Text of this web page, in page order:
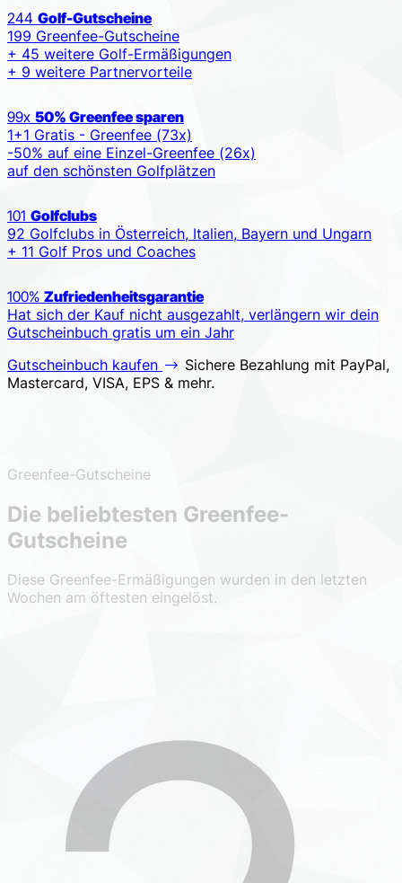
244 Golf-Gutscheine
199 Greenfee-Gutscheine
+ 45 weitere Golf-Ermäßigungen
+ 9 weitere Partnervorteile
99x 50% Greenfee sparen
1+1 Gratis - Greenfee (73x)
-50% auf eine Einzel-Greenfee (26x)
auf den schönsten Golfplätzen
101 Golfclubs
92 Golfclubs in Österreich, Italien, Bayern und Ungarn
+ 11 Golf Pros und Coaches
100% Zufriedenheitsgarantie
Hat sich der Kauf nicht ausgezahlt, verlängern wir dein
Gutscheinbuch gratis um ein Jahr
Gutscheinbuch kaufen
Sichere Bezahlung mit PayPal,
Mastercard, VISA, EPS & mehr.
Greenfee-Gutscheine
Die beliebtesten Greenfee-
Gutscheine
Diese Greenfee-Ermäßigungen wurden in den letzten
Wochen am öftesten eingelöst.